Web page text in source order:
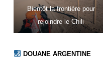
Bientôt la frontière pour
rejoindre le Chili
DOUANE ARGENTINE